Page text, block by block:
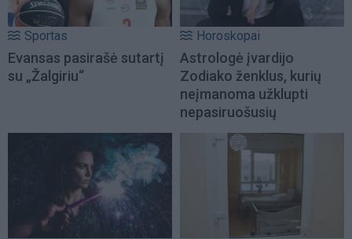
Sportas
Evansas pasirašė sutartį
su „Žalgiriu“
Horoskopai
Astrologė įvardijo
Zodiako ženklus, kurių
neįmanoma užklupti
nepasiruošusių